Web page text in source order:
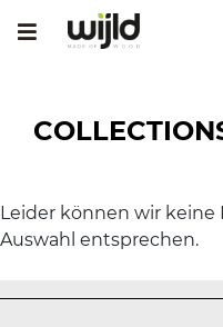
Leider können wir
Auswahl entsprechen.